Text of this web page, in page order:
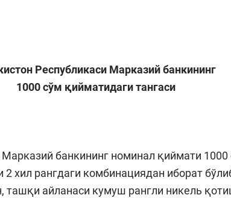
Республикаси Марказий банкининг
1000 сўм қийматидаги тангаси
банкининг номинал қиймати 1000
2 хил рангдаги комбинациядан иборат
ташқи айланаси кумуш рангли никель